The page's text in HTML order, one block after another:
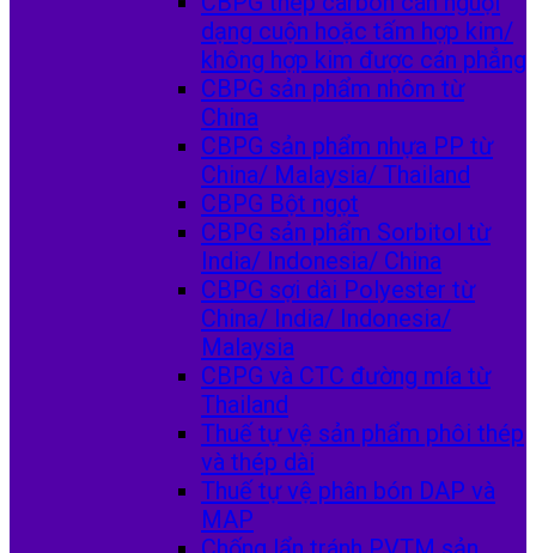
dạng cuộn hoặc tấm hợp kim/
không hợp kim được cán phẳng
CBPG sản phẩm nhôm từ
China
CBPG sản phẩm nhựa PP từ
China/ Malaysia/ Thailand
CBPG Bột ngọt
CBPG sản phẩm Sorbitol từ
India/ Indonesia/ China
CBPG sợi dài Polyester từ
China/ India/ Indonesia/
Malaysia
CBPG và CTC đường mía từ
Thailand
Thuế tự vệ sản phẩm phôi thép
và thép dài
Thuế tự vệ phân bón DAP và
MAP